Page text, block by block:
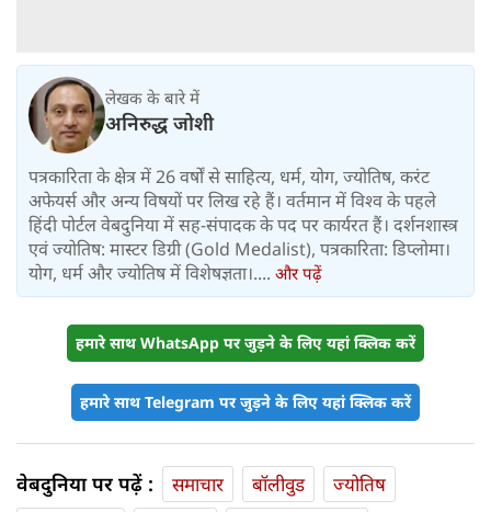
लेखक के बारे में
अनिरुद्ध जोशी
पत्रकारिता के क्षेत्र में 26 वर्षों से साहित्य, धर्म, योग, ज्योतिष, करंट
अफेयर्स और अन्य विषयों पर लिख रहे हैं। वर्तमान में विश्‍व के पहले
हिंदी पोर्टल वेबदुनिया में सह-संपादक के पद पर कार्यरत हैं। दर्शनशास्त्र
एवं ज्योतिष: मास्टर डिग्री (Gold Medalist), पत्रकारिता: डिप्लोमा।
योग, धर्म और ज्योतिष में विशेषज्ञता।.... और पढ़ें
हमारे साथ WhatsApp पर जुड़ने के लिए यहां क्लिक करें
हमारे साथ Telegram पर जुड़ने के लिए यहां क्लिक करें
वेबदुनिया पर पढ़ें : समाचार बॉलीवुड
ज्योतिष